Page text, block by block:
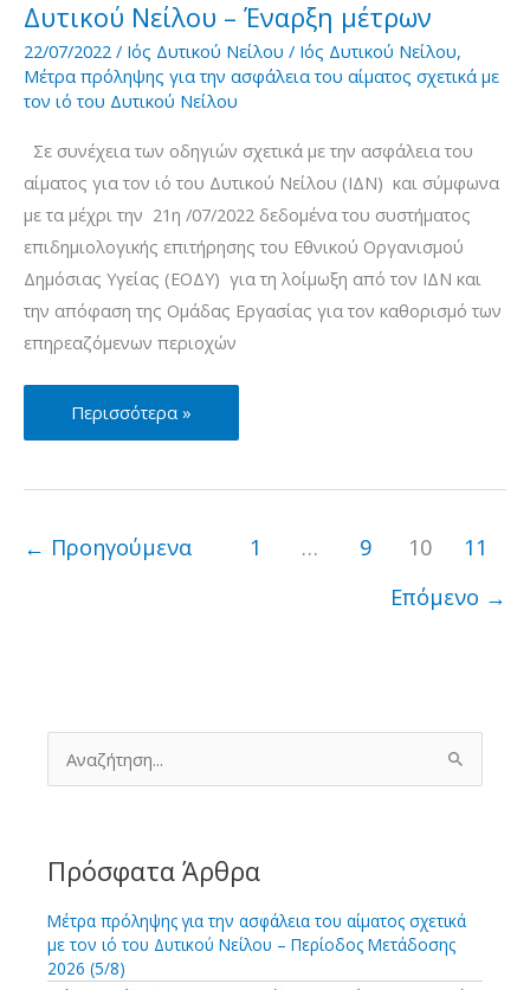
ιό
Δυτικού
Νείλου
Έναρξη
μέτρων
Δυτικού Νείλου – Έναρξη μέτρων
22/07/2022 / Ιός Δυτικού Νείλου / Ιός Δυτικού Νείλου,
Μέτρα πρόληψης για την ασφάλεια του αίματος σχετικά με
τον ιό του Δυτικού Νείλου
Σε συνέχεια των οδηγιών σχετικά με την ασφάλεια του
αίματος για τον ιό του Δυτικού Νείλου (ΙΔΝ) και σύμφωνα
με τα μέχρι την 21η /07/2022 δεδομένα του συστήματος
επιδημιολογικής επιτήρησης του Εθνικού Οργανισμού
Δημόσιας Υγείας (ΕΟΔΥ) για τη λοίμωξη από τον ΙΔΝ και
την απόφαση της Ομάδας Εργασίας για τον καθορισμό των
επηρεαζόμενων περιοχών
Μέτρα
πρόληψης
ασφάλεια
ιό
του
Δυτικού
Έναρξη
μέτρων
Περισσότερα »
← Προηγούμενα 1 … 9 10
11
Επόμενο →
α
τ
η
η
γ
ι
Πρόσφατα Άρθρα
Μέτρα πρόληψης για την ασφάλεια του αίματος σχετικά
με τον ιό του Δυτικού Νείλου – Περίοδος Μετάδοσης
2026 (5/8)